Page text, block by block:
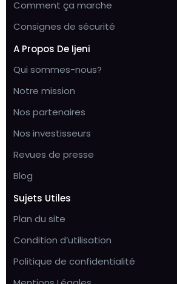
Comment ça marche
Consignes de sécurité
A Propos De Ijeni
Qui sommes-nous?
Notre mission
Nos partenaires
Nos investisseurs
Revues de presse
Blog
Sujets Utiles
Plan du site
Condition d’utilisation
Politique de confidentialité